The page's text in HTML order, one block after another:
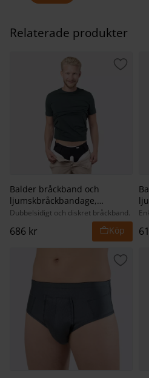
Relaterade produkter
Balder bråckband och
ljumskbråckbandage,
dubbelsidigt
Dubbelsidigt och diskret bråckband.
686 kr
Lägg
Lägg